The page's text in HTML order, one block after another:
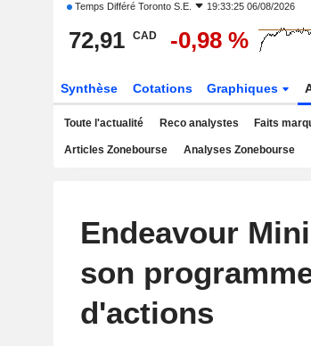
Temps Différé Toronto S.E. 19:33:25 06/08/2026
72,91 CAD -0,98 %
Synthèse Cotations Graphiques
Toute l'actualité Reco analystes Faits
Articles Zonebourse Analyses Zonebourse
Endeavour
son
d'actions